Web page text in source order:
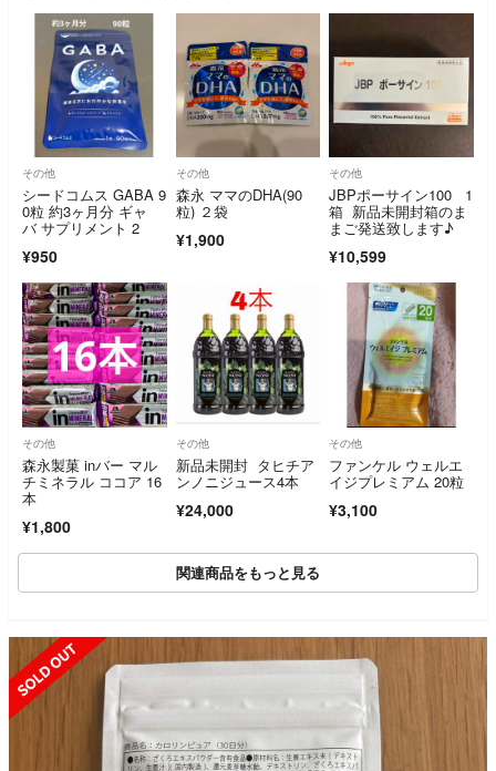
その他
シードコムス GABA 9
0粒 約3ヶ月分 ギャ
バ サプリメント 2
¥950
その他
森永 ママのDHA(90
粒) ２袋
¥1,900
その他
JBPポーサイン100 1
箱 新品未開封箱のま
まご発送致します♪
¥10,599
その他
森永製菓 inバー マル
チミネラル ココア 16
本
¥1,800
その他
新品未開封 タヒチア
ンノニジュース4本
¥24,000
その他
ファンケル ウェルエ
イジプレミアム 20粒
¥3,100
関連商品をもっと見る
SOLD OUT